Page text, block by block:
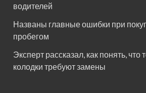
водителей
Названы главные ошибки при
пробегом
Эксперт рассказал, как понять, что
колодки требуют замены